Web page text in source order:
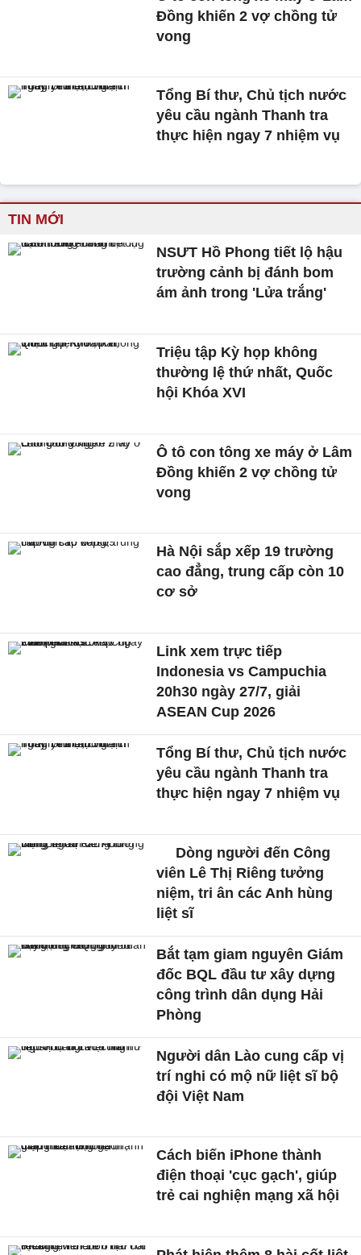
Đồng khiến 2 vợ chồng tử
vong
Tổng Bí thư, Chủ tịch nước
yêu cầu ngành Thanh tra
thực hiện ngay 7 nhiệm vụ
TIN MỚI
NSƯT Hồ Phong tiết lộ hậu
trường cảnh bị đánh bom
ám ảnh trong 'Lửa trắng'
Triệu tập Kỳ họp không
thường lệ thứ nhất, Quốc
hội Khóa XVI
Ô tô con tông xe máy ở Lâm
Đồng khiến 2 vợ chồng tử
vong
Hà Nội sắp xếp 19 trường
cao đẳng, trung cấp còn 10
cơ sở
Link xem trực tiếp
Indonesia vs Campuchia
20h30 ngày 27/7, giải
ASEAN Cup 2026
Tổng Bí thư, Chủ tịch nước
yêu cầu ngành Thanh tra
thực hiện ngay 7 nhiệm vụ
Dòng người đến Công
viên Lê Thị Riêng tưởng
niệm, tri ân các Anh hùng
liệt sĩ
Bắt tạm giam nguyên Giám
đốc BQL đầu tư xây dựng
công trình dân dụng Hải
Phòng
Người dân Lào cung cấp vị
trí nghi có mộ nữ liệt sĩ bộ
đội Việt Nam
Cách biến iPhone thành
điện thoại 'cục gạch', giúp
trẻ cai nghiện mạng xã hội